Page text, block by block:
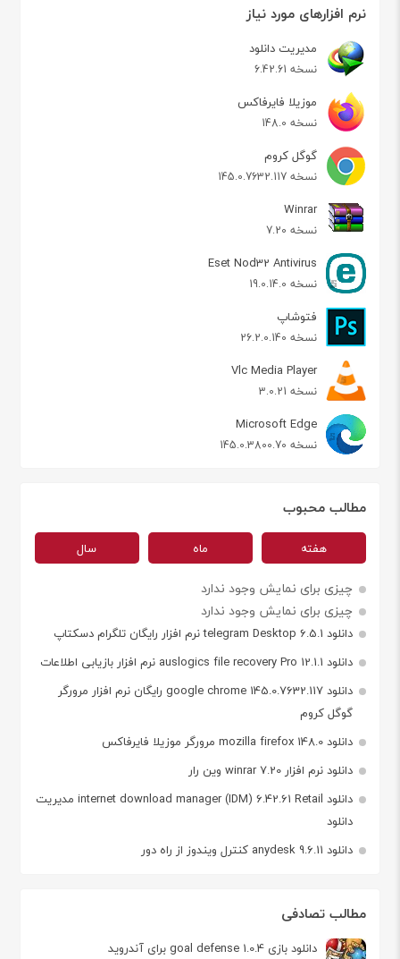
نرم افزارهای مورد نیاز
مدیریت دانلود
نسخه 6.42.61
موزیلا فایرفاکس
نسخه 148.0
گوگل کروم
نسخه 145.0.7632.117
Winrar
نسخه 7.20
Eset Nod32 Antivirus
نسخه 19.0.14.0
فتوشاپ
نسخه 26.2.0.140
Vlc Media Player
نسخه 3.0.21
Microsoft Edge
نسخه 145.0.3800.70
مطالب محبوب
هفته ماه سال
چیزی برای نمایش وجود ندارد
چیزی برای نمایش وجود ندارد
دانلود telegram Desktop 6.5.1 نرم افزار رایگان تلگرام دسکتاپ
دانلود auslogics file recovery Pro 12.1.1 نرم افزار بازیابی اطلاعات
دانلود google chrome 145.0.7632.117 رایگان نرم افزار مرورگر
گوگل کروم
دانلود mozilla firefox 148.0 مرورگر موزیلا فایرفاکس
دانلود نرم افزار winrar 7.20 وین رار
دانلود internet download manager (IDM) 6.42.61 Retail مدیریت
دانلود
دانلود anydesk 9.6.11 کنترل ویندوز از راه دور
مطالب تصادفی
دانلود بازی goal defense 1.0.4 برای آندروید